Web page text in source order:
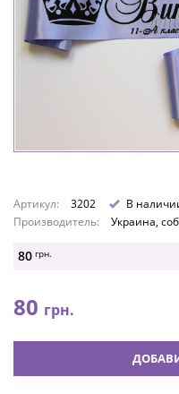
Артикул: 3202
В
Производитель:
Украина,
80 грн.
80 грн.